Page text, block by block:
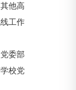
他高
工作
委部
校党